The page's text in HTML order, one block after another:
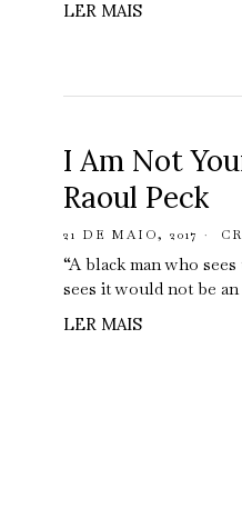
LER MAIS
I Am Not
Raoul Peck
21 DE MAIO, 2017
“A black man who
sees it would not be
LER MAIS